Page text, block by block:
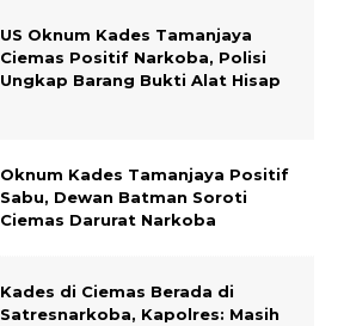
US Oknum Kades Tamanjaya
Ciemas Positif Narkoba, Polisi
Ungkap Barang Bukti Alat Hisap
Oknum Kades Tamanjaya Positif
Sabu, Dewan Batman Soroti
Ciemas Darurat Narkoba
Kades di Ciemas Berada di
Satresnarkoba, Kapolres: Masih